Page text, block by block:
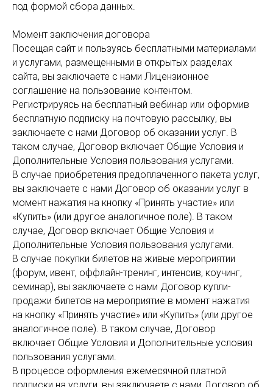
под формой сбора данных.
Момент заключения договора
Посещая сайт и пользуясь бесплатными материалами
и услугами, размещенными в открытых разделах
сайта, вы заключаете с нами Лицензионное
соглашение на пользование контентом.
Регистрируясь на бесплатный вебинар или оформив
бесплатную подписку на почтовую рассылку, вы
заключаете с нами Договор об оказании услуг. В
таком случае, Договор включает Общие Условия и
Дополнительные Условия пользования услугами.
В случае приобретения предоплаченного пакета услуг,
вы заключаете с нами Договор об оказании услуг в
момент нажатия на кнопку «Принять участие» или
«Купить» (или другое аналогичное поле). В таком
случае, Договор включает Общие Условия и
Дополнительные Условия пользования услугами.
В случае покупки билетов на живые мероприятии
(форум, ивент, оффлайн-тренинг, интенсив, коучинг,
семинар), вы заключаете с нами Договор купли-
продажи билетов на мероприятие в момент нажатия
на кнопку «Принять участие» или «Купить» (или другое
аналогичное поле). В таком случае, Договор
включает Общие Условия и Дополнительные условия
пользования услугами.
В процессе оформления ежемесячной платной